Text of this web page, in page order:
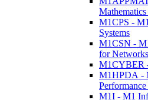
M1CPS -
Systems
M1CSN -
for Networks
M1CYBER
M1HPDA -
M1I - M1